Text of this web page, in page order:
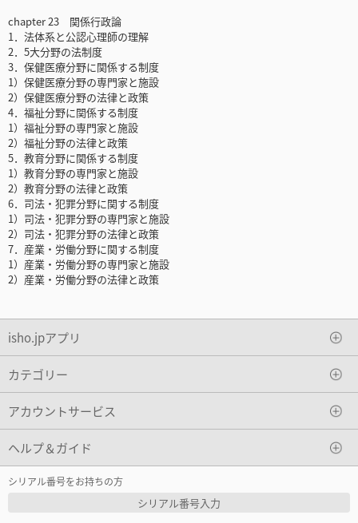
chapter 23 関係行政論
1．法体系と公認心理師の理解
2．5大分野の法制度
3．保健医療分野に関係する制度
1）保健医療分野の専門家と施設
2）保健医療分野の法律と政策
4．福祉分野に関係する制度
1）福祉分野の専門家と施設
2）福祉分野の法律と政策
5．教育分野に関係する制度
1）教育分野の専門家と施設
2）教育分野の法律と政策
6．司法・犯罪分野に関する制度
1）司法・犯罪分野の専門家と施設
2）司法・犯罪分野の法律と政策
7．産業・労働分野に関する制度
1）産業・労働分野の専門家と施設
2）産業・労働分野の法律と政策
isho.jpアプリ
カテゴリー
アカウントサービス
ヘルプ＆ガイド
シリアル番号をお持ちの方
シリアル番号入力